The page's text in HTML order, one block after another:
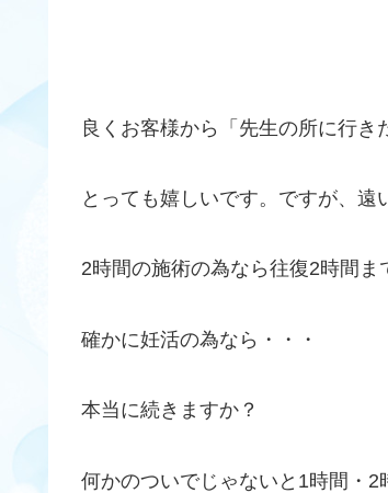
良くお客様から「先生の所に行き
とっても嬉しいです。ですが、遠
2時間の施術の為なら往復2時間
確かに妊活の為なら・・・
本当に続きますか？
何かのついでじゃないと1時間・